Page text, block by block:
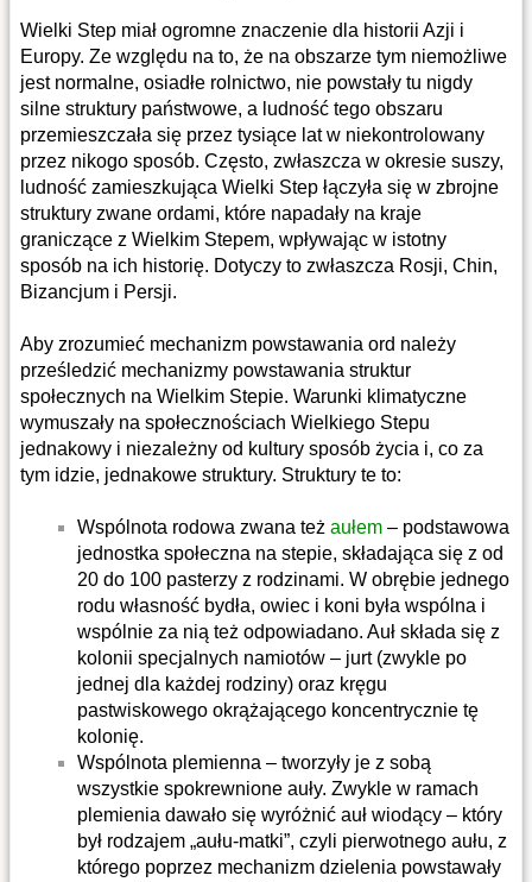
Wielki Step miał ogromne znaczenie dla historii Azji i
Europy. Ze względu na to, że na obszarze tym niemożliwe
jest normalne, osiadłe rolnictwo, nie powstały tu nigdy
silne struktury państwowe, a ludność tego obszaru
przemieszczała się przez tysiące lat w niekontrolowany
przez nikogo sposób. Często, zwłaszcza w okresie suszy,
ludność zamieszkująca Wielki Step łączyła się w zbrojne
struktury zwane ordami, które napadały na kraje
graniczące z Wielkim Stepem, wpływając w istotny
sposób na ich historię. Dotyczy to zwłaszcza Rosji, Chin,
Bizancjum i Persji.
Aby zrozumieć mechanizm powstawania ord należy
prześledzić mechanizmy powstawania struktur
społecznych na Wielkim Stepie. Warunki klimatyczne
wymuszały na społecznościach Wielkiego Stepu
jednakowy i niezależny od kultury sposób życia i, co za
tym idzie, jednakowe struktury. Struktury te to:
Wspólnota rodowa zwana też aułem – podstawowa
jednostka społeczna na stepie, składająca się z od
20 do 100 pasterzy z rodzinami. W obrębie jednego
rodu własność bydła, owiec i koni była wspólna i
wspólnie za nią też odpowiadano. Auł składa się z
kolonii specjalnych namiotów – jurt (zwykle po
jednej dla każdej rodziny) oraz kręgu
pastwiskowego okrążającego koncentrycznie tę
kolonię.
Wspólnota plemienna – tworzyły je z sobą
wszystkie spokrewnione auły. Zwykle w ramach
plemienia dawało się wyróżnić auł wiodący – który
był rodzajem „aułu-matki”, czyli pierwotnego aułu, z
którego poprzez mechanizm dzielenia powstawały